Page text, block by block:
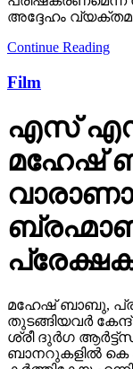
എസ് എസ്
മഹേഷ്
മഹേഷ് ബാബു,
തുടങ്ങിയവർ
ശ്രീ ദുർഗ
ബാനറുകളിൽ